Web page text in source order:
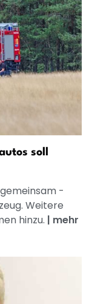
soll
-
Weitere
hinzu. | mehr